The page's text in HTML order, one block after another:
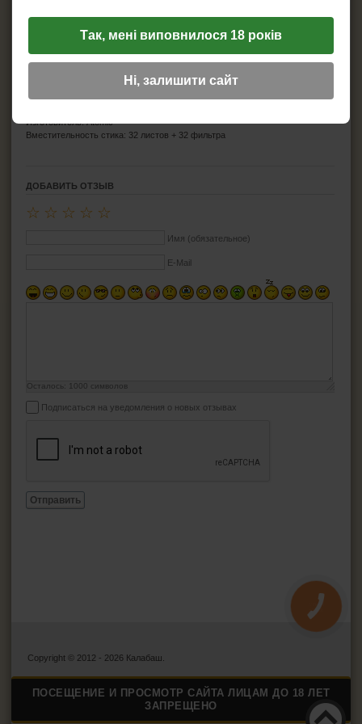
Изготовитель: Atomic
Вместительность стика: 32 листов + 32 фильтра
ДОБАВИТЬ ОТЗЫВ
☆
☆
☆
☆
☆
Имя (обязательное)
E-Mail
Осталось: 1000 символов
Подписаться на уведомления о новых отзывах
Отправить
ЗАЖИГАЛКИ
ПЕПЕЛЬНИЦЫ
КАЛЬЯНЫ И ВСЁ ДЛЯ НИХ
Copyright © 2012 - 2026 Калабаш.
ПОСЕЩЕНИЕ И ПРОСМОТР САЙТА ЛИЦАМ ДО 18 ЛЕТ
ЗАПРЕЩЕНО
Так, мені виповнилося 18 років
Ні, залишити сайт
КНОПКА
ЗВ'ЯЗКУ